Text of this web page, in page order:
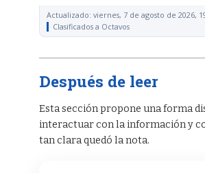
Actualizado: viernes, 7 de agosto de 2026,
Clasificados a Octavos
Después de leer
Esta sección propone una forma
interactuar con la información y
tan clara quedó la nota.